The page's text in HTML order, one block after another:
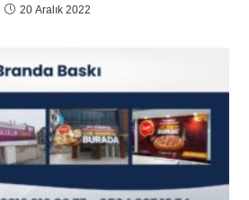
20 Aralık 2022